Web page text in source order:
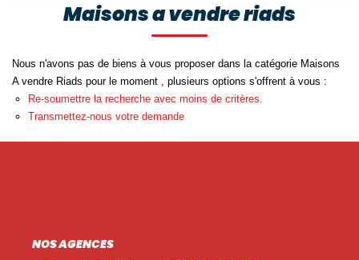
NOS AGENCES
Plus de critères Créer une alerte
Maisons a vendre riads
Nous n'avons pas de biens à vous proposer dans la catégorie Maisons
A vendre Riads pour le moment , plusieurs options s'offrent à vous :
Re-soumettre la recherche avec moins de critères.
Transmettez-nous votre demande
NOS AGENCES